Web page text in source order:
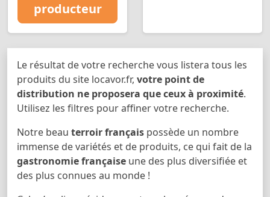
producteur
Le résultat de votre recherche vous listera tous les
produits du site locavor.fr, votre point de
distribution ne proposera que ceux à proximité.
Utilisez les filtres pour affiner votre recherche.
Notre beau terroir français possède un nombre
immense de variétés et de produits, ce qui fait de la
gastronomie française une des plus diversifiée et
des plus connues au monde !